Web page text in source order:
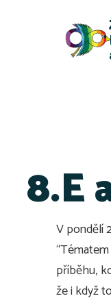
8.E
V pondělí
příběhu,
že i když